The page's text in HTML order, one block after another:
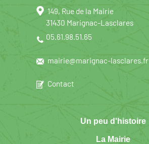
149, Rue de la Mairie
31430 Marignac-Lasclares
05.61.98.51.65
mairie@marignac-lasclares.fr
Contact
Un peu d'histoire
La Mairie